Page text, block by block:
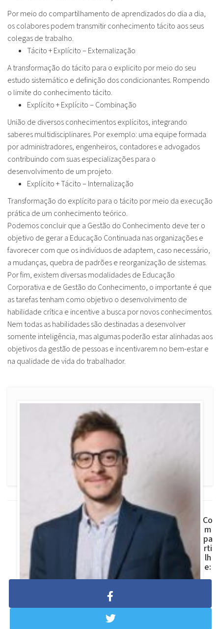
Por meio do compartilhamento de aprendizados do dia a dia,
os colabores podem transmitir conhecimento tácito aos seus
colegas de trabalho.
Tácito + Explícito – Externalização
A transformação do tácito para o explicito por meio do seu
estudo sistemático e definição dos condicionantes. Rompendo
o limite do conhecimento tácito.
Explícito + Explícito – Combinação
União de diversos conhecimentos explícitos, integrando
saberes multidisciplinares. Por exemplo: uma equipe formada
por administradores, engenheiros, contadores e advogados
contribuindo com suas especializações para o
desenvolvimento de um projeto.
Explícito + Tácito – Internalização
Transformação do explícito para o tácito por meio da execução
prática de um conhecimento teórico.
Podemos concluir que a Gestão do Conhecimento deve ter o
objetivo de gerar a Educação Continuada nas organizações e
favorecer com que os indivíduos de adaptem, caso necessário,
a mudanças, quebra de padrões e reorganização de sistemas.
Por fim, existem diversas modalidades de Educação
Corporativa e de Gestão do Conhecimento, o importante é que
as tarefas tenham como objetivo o desenvolvimento de
habilidade crítica e incentive a busca por novos conhecimentos.
Nem todas as habilidades são destinadas a desenvolver
somente inteligência, mas algumas poderão estar alinhadas aos
objetivos da gestão de pessoas e incentivarem no bem-estar e
na qualidade de vida do trabalhador.
Rodolpho Nicolay
Economista, planejador e consultor
financeiro (CNPI) na Crescento, onde
Co
m
pa
rti
lh
e: